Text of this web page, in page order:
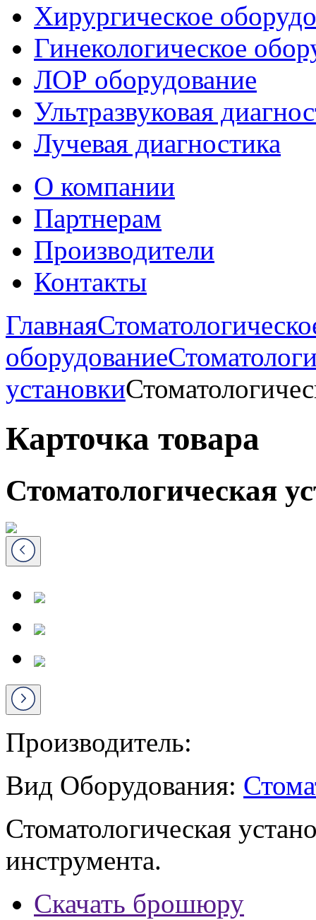
Хирургическое
Гинекологическое
ЛОР оборудование
Ультразвуковая
Лучевая диагностика
О компании
Партнерам
Производители
Контакты
Главная
оборудование
установки
Карточка товара
Стоматологическая
Производитель:
Вид Оборудования:
Стоматологическая
инструмента.
Скачать брошюру